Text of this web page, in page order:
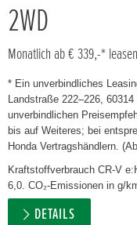
2WD
Monatlich ab € 339,-* leasen
* Ein unverbindliches
Landstraße 222–226,
unverbindlichen
bis auf Weiteres; bei
Honda Vertragshändlern.
Kraftstoffverbrauch CR-V
6,0. CO₂-Emissionen in g/
DETAILS